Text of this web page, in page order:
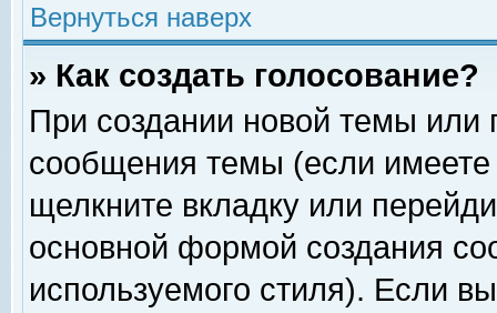
Вернуться наверх
» Как создать голосование?
При создании новой темы или
сообщения темы (если
щелкните вкладку или
основной формой создания
используемого стиля). Если